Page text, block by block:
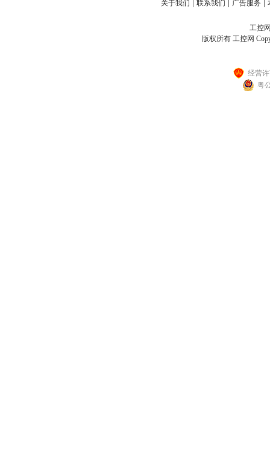
关于我们 联系我们 广告服务
工控
版权所有 工控网
经营
粤